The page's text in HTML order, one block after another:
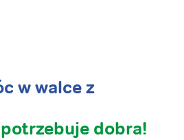
w walce z
dobra!